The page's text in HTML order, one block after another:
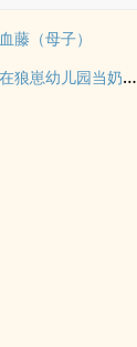
血藤（母子）
在狼崽幼儿园当奶爸的日常